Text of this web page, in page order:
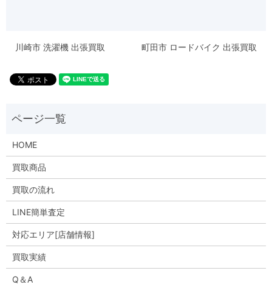
川崎市 洗濯機 出張買取 町田市 ロードバイク 出張買取
HOME
買取商品
買取の流れ
LINE簡単査定
対応エリア[店舗情報]
買取実績
Q＆A